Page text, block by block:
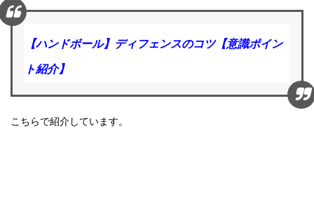
【ハンドボール】ディフェンスのコツ【意識ポイン
ト紹介】
こちらで紹介しています。